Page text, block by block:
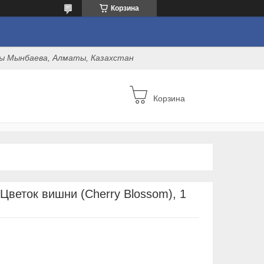
Корзина
Мынбаева, Алматы, Казахстан
Корзина
вишни (Cherry Blossom), 1